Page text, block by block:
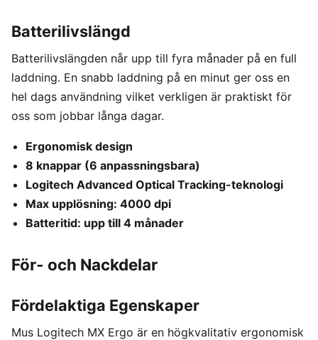
Batterilivslängd
Batterilivslängden når upp till fyra månader på en full
laddning. En snabb laddning på en minut ger oss en
hel dags användning vilket verkligen är praktiskt för
oss som jobbar långa dagar.
Ergonomisk design
8 knappar (6 anpassningsbara)
Logitech Advanced Optical Tracking-teknologi
Max upplösning: 4000 dpi
Batteritid: upp till 4 månader
För- och Nackdelar
Fördelaktiga Egenskaper
Mus Logitech MX Ergo är en högkvalitativ ergonomisk